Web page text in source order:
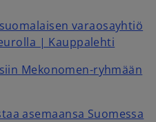
varaosayhtiö
| Kauppalehti
Mekonomen-ryhmään
asemaansa Suomessa